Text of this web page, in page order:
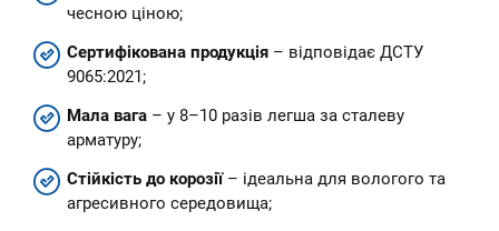
чесною ціною;
Сертифікована продукція – відповідає ДСТУ
9065:2021;
Мала вага – у 8–10 разів легша за сталеву
арматуру;
Стійкість до корозії– ідеальна для вологого та
агресивного середовища;